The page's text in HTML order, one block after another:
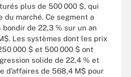
plus de 500 000 $, qui
du marché. Ce segment a
de 22,3 % sur un an
Les systèmes dont les prix
000 $ et 500 000 $ ont
solide de 22,4 % et
d’affaires de 568,4 M$ pour